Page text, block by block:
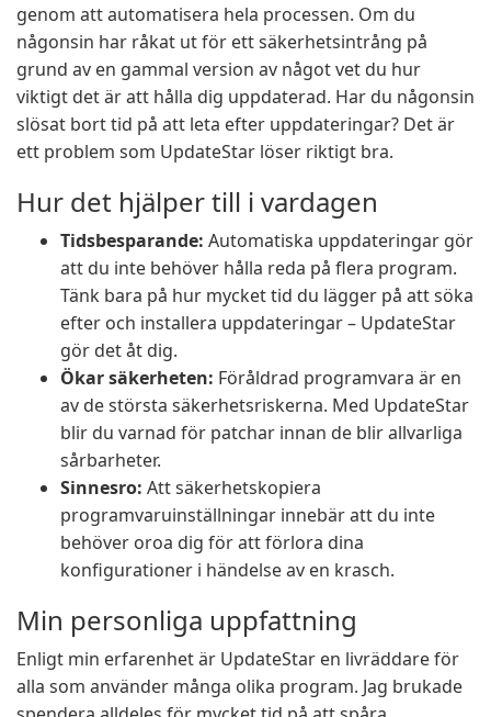
genom att automatisera hela processen. Om du
någonsin har råkat ut för ett säkerhetsintrång på
grund av en gammal version av något vet du hur
viktigt det är att hålla dig uppdaterad. Har du någonsin
slösat bort tid på att leta efter uppdateringar? Det är
ett problem som UpdateStar löser riktigt bra.
Hur det hjälper till i vardagen
Tidsbesparande: Automatiska uppdateringar gör
att du inte behöver hålla reda på flera program.
Tänk bara på hur mycket tid du lägger på att söka
efter och installera uppdateringar – UpdateStar
gör det åt dig.
Ökar säkerheten: Föråldrad programvara är en
av de största säkerhetsriskerna. Med UpdateStar
blir du varnad för patchar innan de blir allvarliga
sårbarheter.
Sinnesro: Att säkerhetskopiera
programvaruinställningar innebär att du inte
behöver oroa dig för att förlora dina
konfigurationer i händelse av en krasch.
Min personliga uppfattning
Enligt min erfarenhet är UpdateStar en livräddare för
alla som använder många olika program. Jag brukade